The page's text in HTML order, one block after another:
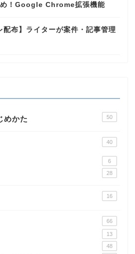
め！Google Chrome拡張機能
配布】ライターが案件・記事管理
めかた 50
40
6
28
16
66
13
48